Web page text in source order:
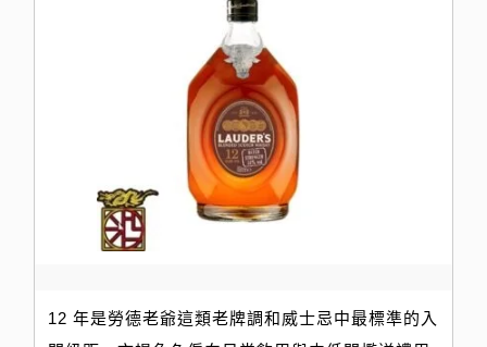
12 年是勞德老爺這類老牌調和威士忌中最標準的入